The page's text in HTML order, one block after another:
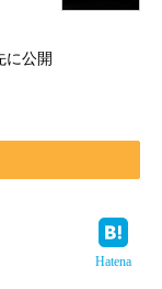
に公開
Hatena